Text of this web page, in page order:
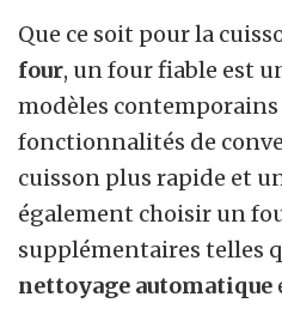
Que ce soit pour la
four, un four fiable est
modèles
fonctionnalités de
cuisson plus rapide et
également choisir un
supplémentaires telles
nettoyage automatique